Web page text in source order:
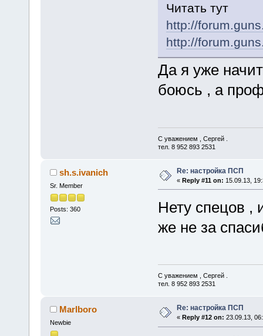
Читать тут
http://
http://
Да я уже
боюсь , а
С уважением , Сергей .
тел. 8 952 893 2531
sh.s.ivanich
Sr. Member
Posts: 360
Re: настройка ПСП
« Reply #11 on: 15.09.13,
Нету спецов ,
же не за
С уважением , Сергей .
тел. 8 952 893 2531
Marlboro
Newbie
Re: настройка ПСП
« Reply #12 on: 23.09.13,